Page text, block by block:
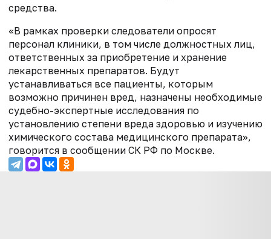
средства.
«В рамках проверки следователи опросят
персонал клиники, в том числе должностных лиц,
ответственных за приобретение и хранение
лекарственных препаратов. Будут
устанавливаться все пациенты, которым
возможно причинен вред, назначены необходимые
судебно-экспертные исследования по
установлению степени вреда здоровью и изучению
химического состава медицинского препарата»,
говорится в сообщении СК РФ по Москве.